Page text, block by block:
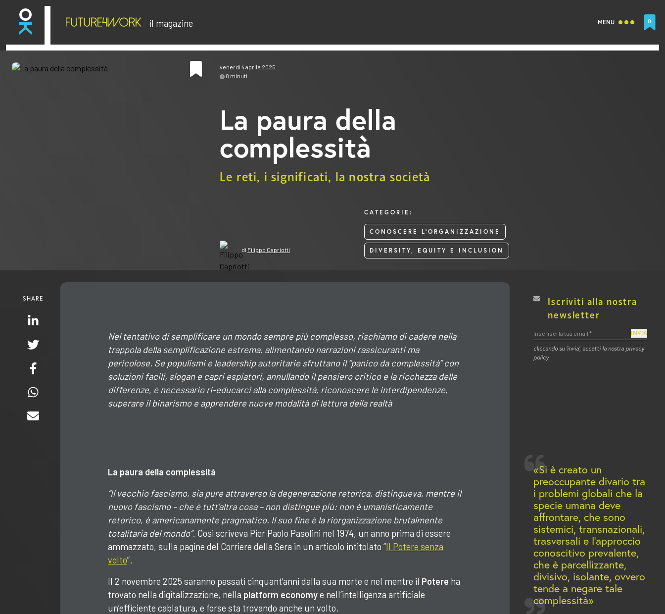
il magazine MENU 0
venerdì 4 aprile 2025
8 minuti
La paura della
complessità
Le reti, i significati, la nostra società
di Filippo Capriotti
CATEGORIE:
CONOSCERE L'ORGANIZZAZIONE
DIVERSITY, EQUITY E INCLUSION
SHARE
Nel tentativo di semplificare un mondo sempre più complesso, rischiamo di cadere nella
trappola della semplificazione estrema, alimentando narrazioni rassicuranti ma
pericolose. Se populismi e leadership autoritarie sfruttano il “panico da complessità” con
soluzioni facili, slogan e capri espiatori, annullando il pensiero critico e la ricchezza delle
differenze, è necessario ri-educarci alla complessità, riconoscere le interdipendenze,
superare il binarismo e apprendere nuove modalità di lettura della realtà
Iscriviti alla nostra
newsletter
INVIA
cliccando su ‘invia’, accetti la nostra privacy
policy
La paura della complessità
“Il vecchio fascismo, sia pure attraverso la degenerazione retorica, distingueva, mentre il
nuovo fascismo – che è tutt’altra cosa – non distingue più: non è umanisticamente
retorico, è americanamente pragmatico. Il suo fine è la riorganizzazione brutalmente
totalitaria del mondo”. Così scriveva Pier Paolo Pasolini nel 1974, un anno prima di essere
ammazzato, sulla pagine del Corriere della Sera in un articolo intitolato “Il Potere senza
volto”.
Il 2 novembre 2025 saranno passati cinquant’anni dalla sua morte e nel mentre il Potere ha
trovato nella digitalizzazione, nella platform economye nell’intelligenza artificiale
un’efficiente cablatura, e forse sta trovando anche un volto.
Si è creato un
preoccupante divario tra
i problemi globali che la
specie umana deve
affrontare, che sono
sistemici, transnazionali,
trasversali e l’approccio
conoscitivo prevalente,
che è parcellizzante,
divisivo, isolante, ovvero
tende a negare tale
complessità